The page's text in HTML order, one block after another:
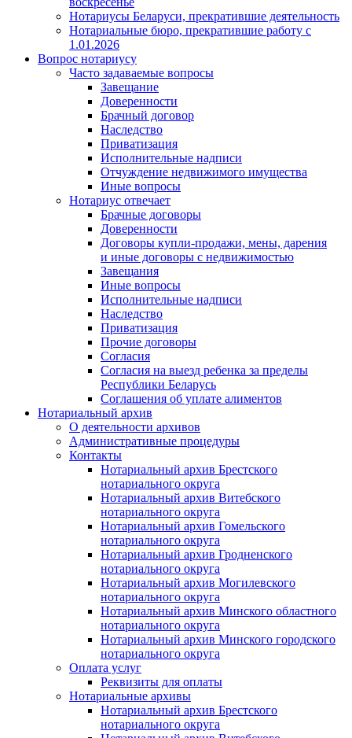
Нотариусы Беларуси, прекратившие деятельность
Нотариальные бюро, прекратившие работу с
1.01.2026
Вопрос нотариусу
Часто задаваемые вопросы
Завещание
Доверенности
Брачный договор
Наследство
Приватизация
Исполнительные надписи
Отчуждение недвижимого имущества
Иные вопросы
Нотариус отвечает
Брачные договоры
Доверенности
Договоры купли-продажи, мены, дарения
и иные договоры с недвижимостью
Завещания
Иные вопросы
Исполнительные надписи
Наследство
Приватизация
Прочие договоры
Согласия
Согласия на выезд ребенка за пределы
Республики Беларусь
Соглашения об уплате алиментов
Нотариальный архив
О деятельности архивов
Административные процедуры
Контакты
Нотариальный архив Брестского
нотариального округа
Нотариальный архив Витебского
нотариального округа
Нотариальный архив Гомельского
нотариального округа
Нотариальный архив Гродненского
нотариального округа
Нотариальный архив Могилевского
нотариального округа
Нотариальный архив Минского областного
нотариального округа
Нотариальный архив Минского городского
нотариального округа
Оплата услуг
Реквизиты для оплаты
Нотариальные архивы
Нотариальный архив Брестского
нотариального округа